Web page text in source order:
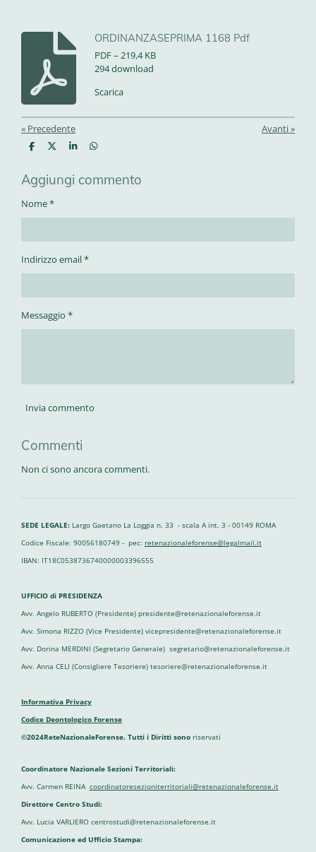
ORDINANZASEPRIMA 1168 Pdf
PDF – 219,4 KB
294 download
Scarica
« Precedente Avanti»
C
d
i
i
C
d
i
i
C
d
i
C
d
i
Aggiungi commento
Nome *
Indirizzo email *
Messaggio *
Invia commento
Commenti
Non ci sono ancora commenti.
SEDE LEGALE: Largo Gaetano La Loggia n. 33 - scala A int. 3 - 00149 ROMA
Codice Fiscale: 90056180749 - pec: retenazionaleforense@legalmail.it
IBAN: IT18C0538736740000003396555
UFFICIO di PRESIDENZA
Avv. Angelo RUBERTO (Presidente) presidente@retenazionaleforense.it
Avv. Simona RIZZO (Vice Presidente) vicepresidente@retenazionaleforense.it
Avv. Dorina MERDINI (Segretario Generale) segretario@retenazionaleforense.it
Avv. Anna CELI (Consigliere Tesoriere) tesoriere@retenazionaleforense.it
Informativa Privacy
Codice Deontologico Forense
©2024ReteNazionaleForense. Tutti i Diritti sono riservati
Coordinatore Nazionale Sezioni Territoriali:
Avv. Carmen REINA coordinatoresezioniterritoriali@retenazionaleforense.it
Direttore Centro Studi:
Avv. Lucia VARLIERO centrostudi@retenazionaleforense.it
Comunicazione ed Ufficio Stampa: